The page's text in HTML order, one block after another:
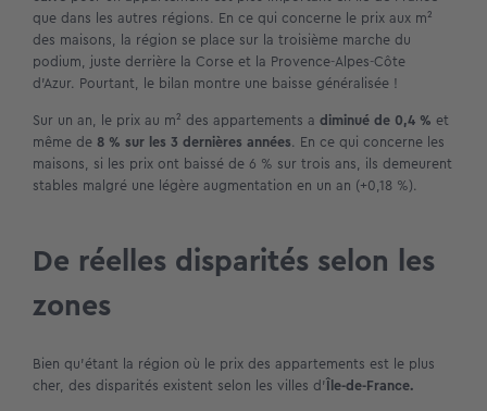
que dans les autres régions. En ce qui concerne le prix aux m²
des maisons, la région se place sur la troisième marche du
podium, juste derrière la Corse et la Provence-Alpes-Côte
d’Azur. Pourtant, le bilan montre une baisse généralisée !
Sur un an, le prix au m² des appartements a diminué de 0,4 % et
même de 8 % sur les 3 dernières années. En ce qui concerne les
maisons, si les prix ont baissé de 6 % sur trois ans, ils demeurent
stables malgré une légère augmentation en un an (+0,18 %).
De réelles disparités selon les
zones
Bien qu’étant la région où le prix des appartements est le plus
cher, des disparités existent selon les villes d’Île-de-France.